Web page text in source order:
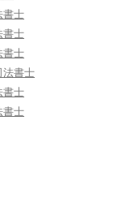
書士
書士
書士
法書士
書士
書士